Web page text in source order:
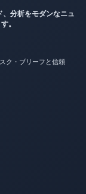
分析をモダンなニュ
。
ク・ブリーフと信頼